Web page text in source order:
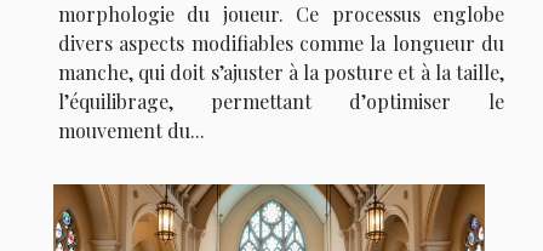
morphologie du joueur. Ce processus englobe
divers aspects modifiables comme la longueur du
manche, qui doit s’ajuster à la posture et à la taille,
l’équilibrage, permettant d’optimiser le
mouvement du...